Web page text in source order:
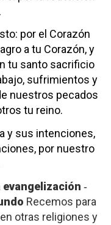
por el Corazón
a tu Corazón, y
tu santo sacrificio
sufrimientos y
nuestros pecados
tu reino.
y sus intenciones,
por nuestro
‐
Recemos para
otras religiones y